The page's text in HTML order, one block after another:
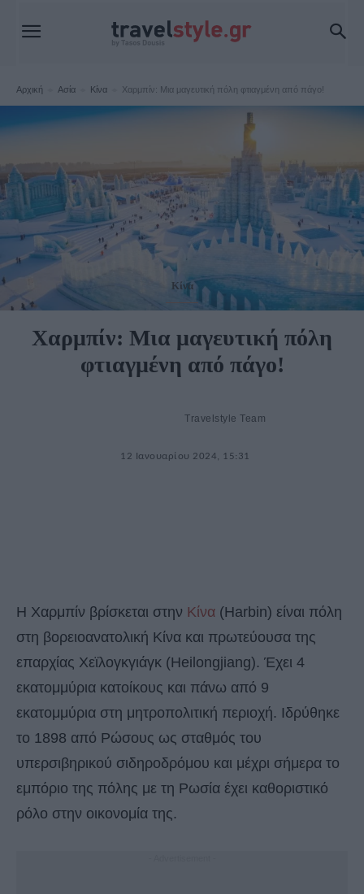
Αρχική Ασία Κίνα Χαρμπίν: Μια μαγευτική πόλη φτιαγμένη από πάγο!
Κίνα
Χαρμπίν: Μια μαγευτική πόλη
φτιαγμένη από πάγο!
Travelstyle Team
12 Ιανουαρίου 2024, 15:31
Η Χαρμπίν βρίσκεται στην Κίνα (Harbin) είναι πόλη
στη βορειοανατολική Κίνα και πρωτεύουσα της
επαρχίας Χεϊλογκγιάγκ (Heilongjiang). Έχει 4
εκατομμύρια κατοίκους και πάνω από 9
εκατομμύρια στη μητροπολιτική περιοχή. Ιδρύθηκε
το 1898 από Ρώσους ως σταθμός του
υπερσιβηρικού σιδηροδρόμου και μέχρι σήμερα το
εμπόριο της πόλης με τη Ρωσία έχει καθοριστικό
ρόλο στην οικονομία της.